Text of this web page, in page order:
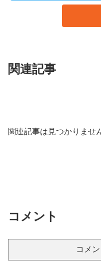
関連記事
関連記事は見つかりませ
コメント
コメ